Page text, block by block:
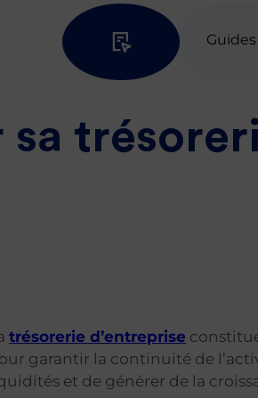
sa
trésorerie d’entreprise
garantir la continuité de
et de générer de la